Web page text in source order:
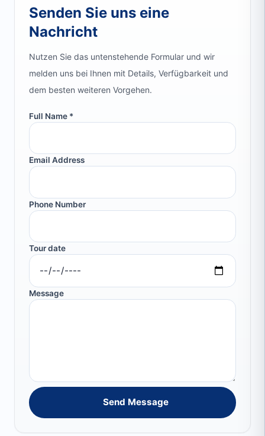
Senden Sie uns eine
Nachricht
Nutzen Sie das untenstehende Formular und wir
melden uns bei Ihnen mit Details, Verfügbarkeit und
dem besten weiteren Vorgehen.
Full Name *
Email Address
Phone Number
Tour date
Message
Send Message